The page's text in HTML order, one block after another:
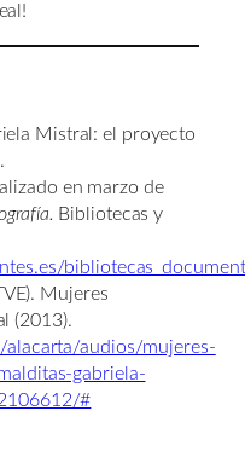
Mistral: el proyecto
en marzo de
Bibliotecas y
Mujeres
(2013).
audios/mujeres-
gabriela-
#